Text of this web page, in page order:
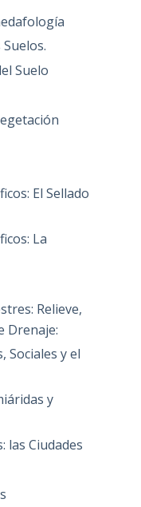
Suelo
El Sellado
La
Relieve,
Drenaje:
Sociales y el
y
las Ciudades